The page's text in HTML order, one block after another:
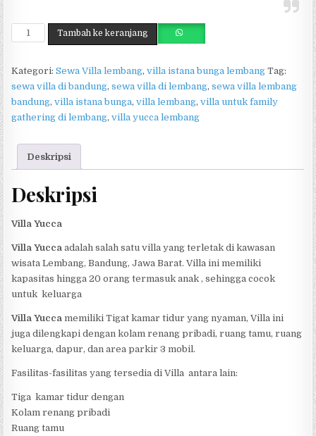
Kuantitas Villa Yucca
Tambah ke keranjang
Kategori:Sewa Villa lembang,villa istana bunga lembang Tag:
sewa villa di bandung,sewa villa di lembang,sewa villa lembang
bandung,villa istana bunga,villa lembang,villa untuk family
gathering di lembang,villa yucca lembang
Deskripsi
Deskripsi
Villa Yucca
Villa Yucca adalah salah satu villa yang terletak di kawasan
wisata Lembang, Bandung, Jawa Barat. Villa ini memiliki
kapasitas hingga 20 orang termasuk anak , sehingga cocok
untuk keluarga
Villa Yucca memiliki Tigat kamar tidur yang nyaman, Villa ini
juga dilengkapi dengan kolam renang pribadi, ruang tamu, ruang
keluarga, dapur, dan area parkir 3 mobil.
Fasilitas-fasilitas yang tersedia di Villa antara lain:
Tiga kamar tidur dengan
Kolam renang pribadi
Ruang tamu